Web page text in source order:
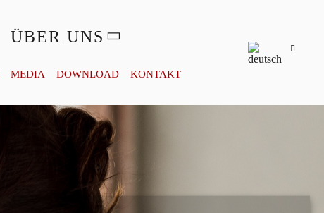
ÜBER UNS
MEDIA DOWNLOAD KONTAKT